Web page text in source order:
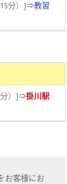
分）]⇒教習
）]⇒掛川駅
お客様にお